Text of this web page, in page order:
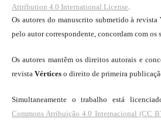
Attribution 4.0 International License
Os autores do manuscrito submetido à revista
pelo autor correspondente, concordam com os
Os autores mantêm os direitos autorais e
revista Vértices o direito de primeira
Simultaneamente o trabalho está
Commons Atribuição 4.0 Internacional (CC